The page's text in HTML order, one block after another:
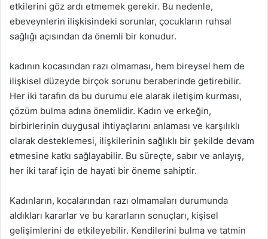
etkilerini göz ardı etmemek gerekir. Bu nedenle,
ebeveynlerin ilişkisindeki sorunlar, çocukların ruhsal
sağlığı açısından da önemli bir konudur.
kadının kocasından razı olmaması, hem bireysel hem de
ilişkisel düzeyde birçok sorunu beraberinde getirebilir.
Her iki tarafın da bu durumu ele alarak iletişim kurması,
çözüm bulma adına önemlidir. Kadın ve erkeğin,
birbirlerinin duygusal ihtiyaçlarını anlaması ve karşılıklı
olarak desteklemesi, ilişkilerinin sağlıklı bir şekilde devam
etmesine katkı sağlayabilir. Bu süreçte, sabır ve anlayış,
her iki taraf için de hayati bir öneme sahiptir.
Kadınların, kocalarından razı olmamaları durumunda
aldıkları kararlar ve bu kararların sonuçları, kişisel
gelişimlerini de etkileyebilir. Kendilerini bulma ve tatmin